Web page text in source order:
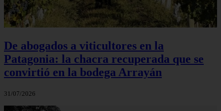
De abogados a viticultores en la
Patagonia: la chacra recuperada que se
convirtió en la bodega Arrayán
31/07/2026